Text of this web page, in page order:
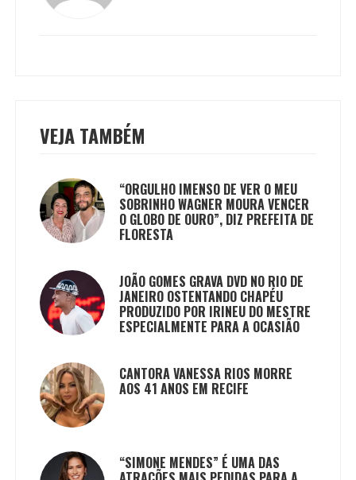
VEJA TAMBÉM
“ORGULHO IMENSO DE VER O MEU
SOBRINHO WAGNER MOURA VENCER
O GLOBO DE OURO”, DIZ PREFEITA DE
FLORESTA
JOÃO GOMES GRAVA DVD NO RIO DE
JANEIRO OSTENTANDO CHAPÉU
PRODUZIDO POR IRINEU DO MESTRE
ESPECIALMENTE PARA A OCASIÃO
CANTORA VANESSA RIOS MORRE
AOS 41 ANOS EM RECIFE
“SIMONE MENDES” É UMA DAS